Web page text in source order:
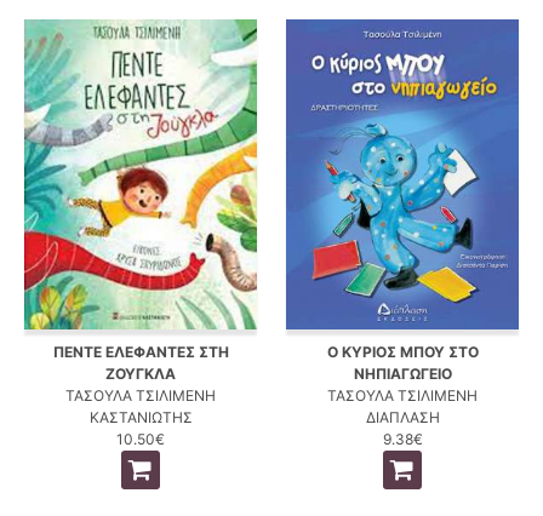
ΠΕΝΤΕ ΕΛΕΦΑΝΤΕΣ ΣΤΗ
ΖΟΥΓΚΛΑ
ΤΑΣΟΥΛΑ ΤΣΙΛΙΜΕΝΗ
ΚΑΣΤΑΝΙΩΤΗΣ
10.50€
Ο ΚΥΡΙΟΣ ΜΠΟΥ ΣΤΟ
ΝΗΠΙΑΓΩΓΕΙΟ
ΤΑΣΟΥΛΑ ΤΣΙΛΙΜΕΝΗ
ΔΙΑΠΛΑΣΗ
9.38€